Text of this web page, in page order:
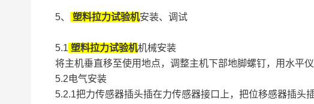
5、 塑料拉力试验机安装、调试
5.1 塑料拉力试验机机械安装
将主机垂直移至使用地点，调整主机下部地脚螺钉，用水平
5.2电气安装
5.2.1把力传感器插头插在力传感器接口上，把位移感器插头